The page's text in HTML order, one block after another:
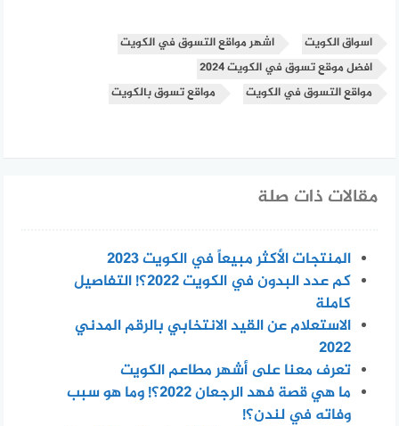
اسواق الكويت
اشهر مواقع التسوق في الكويت
افضل موقع تسوق في الكويت 2024
مواقع التسوق في الكويت
مواقع تسوق بالكويت
مقالات ذات صلة
المنتجات الأكثر مبيعاً في الكويت 2023
كم عدد البدون في الكويت 2022؟! التفاصيل
كاملة
الاستعلام عن القيد الانتخابي بالرقم المدني
2022
تعرف معنا على أشهر مطاعم الكويت
ما هي قصة فهد الرجعان 2022؟! وما هو سبب
وفاته في لندن؟!